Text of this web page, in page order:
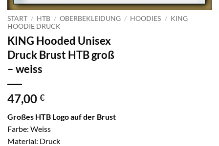
START / HTB / OBERBEKLEIDUNG / HOODIES / KING
HOODIE DRUCK
KING Hooded Unisex
Druck Brust HTB groß
– weiss
47,00 €
Großes HTB Logo auf der Brust
Farbe: Weiss
Material: Druck